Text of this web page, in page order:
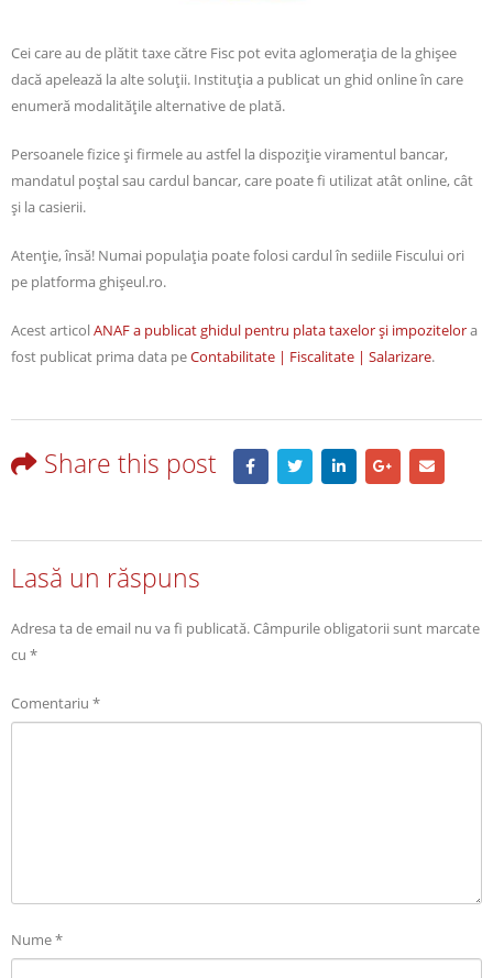
Cei care au de plătit taxe către Fisc pot evita aglomeraţia de la ghişee
dacă apelează la alte soluţii. Instituţia a publicat un ghid online în care
enumeră modalităţile alternative de plată.
Persoanele fizice şi firmele au astfel la dispoziţie viramentul bancar,
mandatul poştal sau cardul bancar, care poate fi utilizat atât online, cât
şi la casierii.
Atenţie, însă! Numai populaţia poate folosi cardul în sediile Fiscului ori
pe platforma ghişeul.ro.
Acest articolANAF a publicat ghidul pentru plata taxelor şi impozitelora
fost publicat prima data peContabilitate | Fiscalitate | Salarizare.
Share this post
Lasă un răspuns
Adresa ta de email nu va fi publicată.Câmpurile obligatorii sunt marcate
cu *
Comentariu *
Nume*